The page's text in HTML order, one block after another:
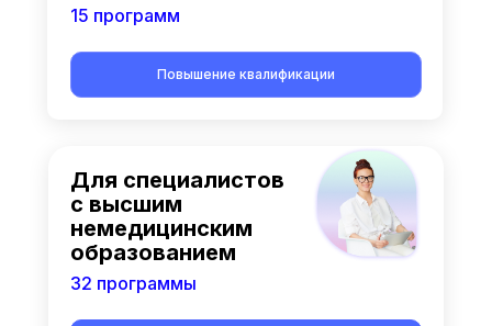
Повышение квалификации
Для специалистов
с высшим
немедицинским
образованием
15 программ
32 программы